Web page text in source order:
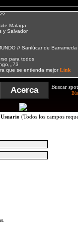
Acerca Buscar spot
(Todos los campos